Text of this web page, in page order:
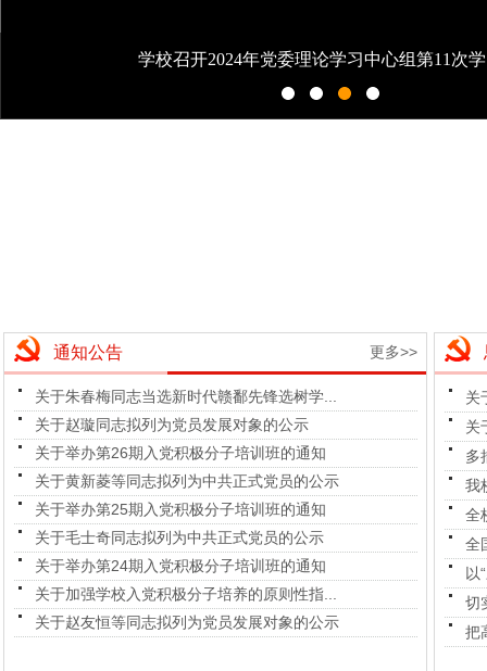
学校召开2024年党委理论学习中心组第11次
通知公告 更多>>
关于朱春梅同志当选新时代赣鄱先锋选树学...
关于赵璇同志拟列为党员发展对象的公示
关于举办第26期入党积极分子培训班的通知
关于黄新菱等同志拟列为中共正式党员的公示
关于举办第25期入党积极分子培训班的通知
关于毛士奇同志拟列为中共正式党员的公示
关于举办第24期入党积极分子培训班的通知
关于加强学校入党积极分子培养的原则性指...
关于赵友恒等同志拟列为党员发展对象的公示
关
关
多
我
全
全
以
切
把